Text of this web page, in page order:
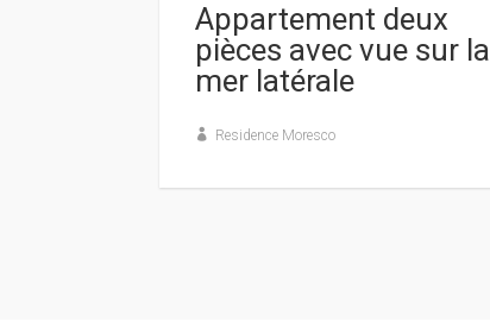
Appartement deux
pièces avec vue sur la
mer latérale
Residence Moresco